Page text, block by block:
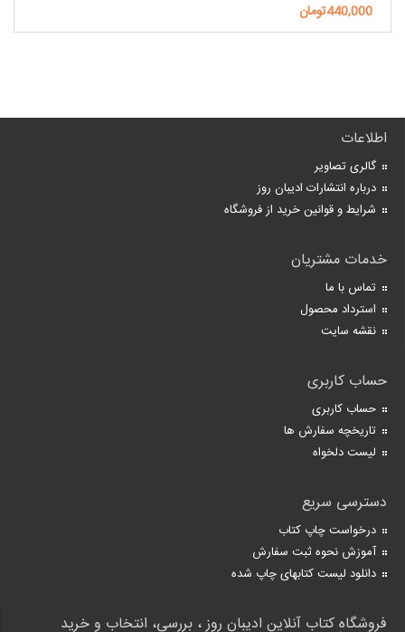
440,000تومان
اطلاعات
گالری تصاویر
درباره انتشارات ادیبان روز
شرایط و قوانین خرید از فروشگاه
خدمات مشتریان
تماس با ما
استرداد محصول
نقشه سایت
حساب کاربری
حساب کاربری
تاریخچه سفارش ها
لیست دلخواه
دسترسی سریع
درخواست چاپ کتاب
آموزش نحوه ثبت سفارش
دانلود لیست کتابهای چاپ شده
فروشگاه کتاب آنلاین ادیبان روز ، بررسی، انتخاب و خرید